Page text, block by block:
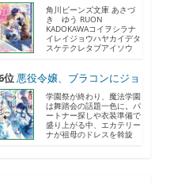
...
角川ビーンズ文庫 あさづ
き ゆう RUON
KADOKAWAコイヲシラナ
イレイジョウハヤカイデタ
スケテクレタブアイソウ
位悪役令嬢、ブラコンにジョ
...
学園祭が終わり、魔法学園
は舞踏会の話題一色に。パ
ートナー探しや衣装準備で
盛り上がる中、エカテリー
ナが祖母のドレスを斡旋